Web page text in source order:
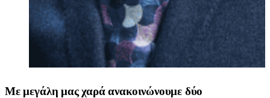
Με μεγάλη μας χαρά ανακοινώνουμε δύο